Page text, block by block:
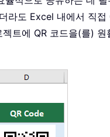
도 Excel 내에서 직
트에 QR 코드을(를)